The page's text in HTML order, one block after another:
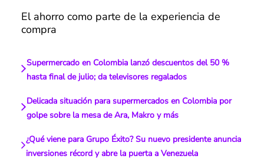
El ahorro como parte de la experiencia de
compra
Supermercado en Colombia lanzó descuentos del 50 %
hasta final de julio; da televisores regalados
Delicada situación para supermercados en Colombia por
golpe sobre la mesa de Ara, Makro y más
¿Qué viene para Grupo Éxito? Su nuevo presidente anuncia
inversiones récord y abre la puerta a Venezuela